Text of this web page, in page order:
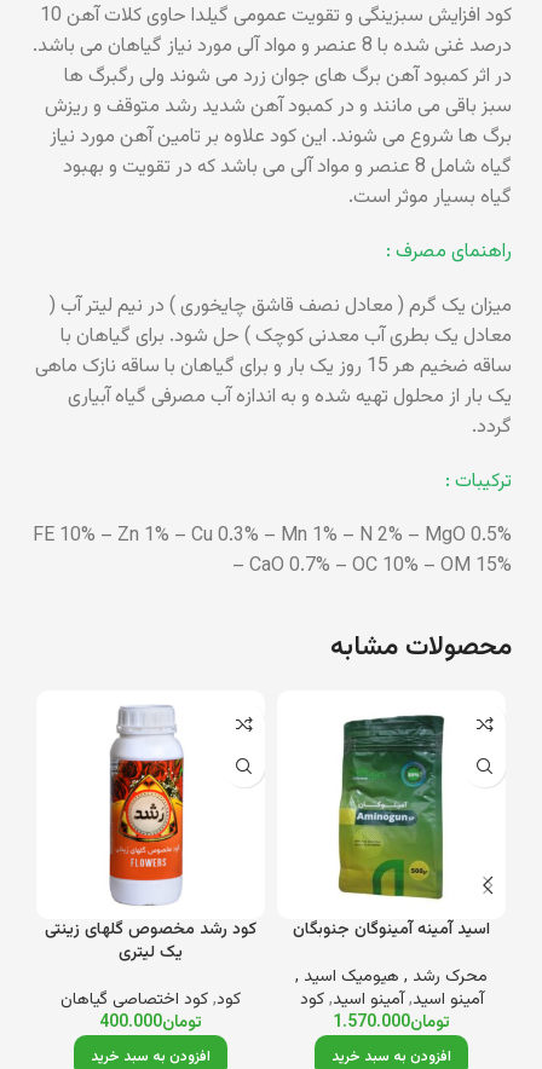
کود افزایش سبزینگی و تقویت عمومی گیلدا حاوی کلات آهن 10
درصد غنی شده با 8 عنصر و مواد آلی مورد نیاز گیاهان می باشد.
در اثر کمبود آهن برگ های جوان زرد می شوند ولی رگبرگ ها
سبز باقی می مانند و در کمبود آهن شدید رشد متوقف و ریزش
برگ ها شروع می شوند. این کود علاوه بر تامین آهن مورد نیاز
گیاه شامل 8 عنصر و مواد آلی می باشد که در تقویت و بهبود
گیاه بسیار موثر است.
راهنمای مصرف :
میزان یک گرم ( معادل نصف قاشق چایخوری ) در نیم لیتر آب (
معادل یک بطری آب معدنی کوچک ) حل شود. برای گیاهان با
ساقه ضخیم هر 15 روز یک بار و برای گیاهان با ساقه نازک ماهی
یک بار از محلول تهیه شده و به اندازه آب مصرفی گیاه آبیاری
گردد.
ترکیبات :
FE 10% – Zn 1% – Cu 0.3% – Mn 1% – N 2% – MgO 0.5%
– CaO 0.7% – OC 10% – OM 15%
محصولات مشابه
اسید آمینه آمینوگان جنوبگان
محرک رشد , هیومیک اسید ,
آمینو اسید,آمینو اسید,کود
تومان1.570.000
افزودن به سبد خرید
کود رشد مخصوص گلهای زینتی
یک لیتری
کود,کود اختصاصی گیاهان
تومان400.000
افزودن به سبد خرید